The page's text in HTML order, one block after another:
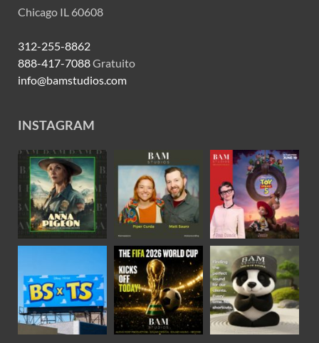
Chicago IL 60608
312-255-8862
888-417-7088Gratuito
info@bamstudios.com
INSTAGRAM